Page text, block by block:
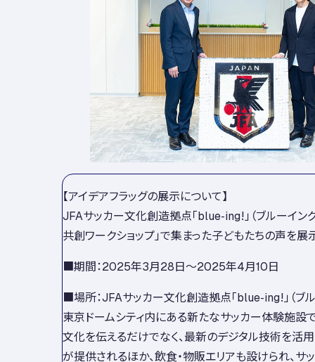
【アイデアフラッグの展示について】
JFAサッカー文化創造拠点「blue-ing!」（ブルーイン
共創ワークショップ」で集まった子どもたちの声を展
■期間：2025年3月28日～2025年4月10日
■場所：JFAサッカー文化創造拠点「blue-ing!」（ブル
東京ドームシティ内にある新たなサッカー体験施設
文化を伝えるだけでなく、最新のデジタル技術を活
が提供されるほか、飲食・物販エリアも設けられ、サ